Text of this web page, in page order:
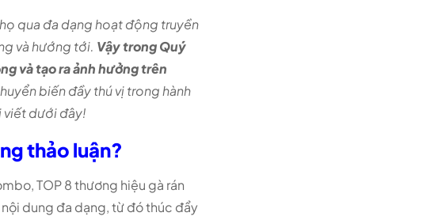
qua đa dạng hoạt động truyền
và hướng tới. Vậy trong Quý
và tạo ra ảnh hưởng trên
biến đầy thú vị trong hành
viết dưới đây!
thảo luận?
TOP 8 thương hiệu gà rán
dung đa dạng, từ đó thúc đẩy